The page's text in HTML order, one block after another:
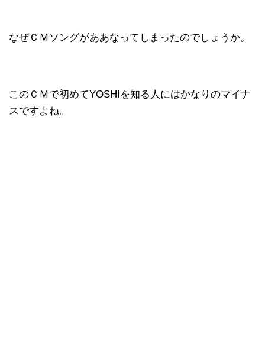
なぜＣＭソングがああなってしまったのでしょうか。
このＣＭで初めてYOSHIを知る人にはかなりのマイナ
スですよね。